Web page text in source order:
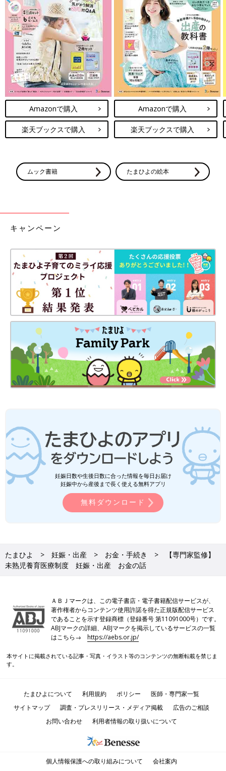
Amazonで購入
楽天ブックスで購入
Amazonで購入
楽天ブックスで購入
ムック書籍 たまひよの絵本
キャンペーン
妊娠日数や生後日数に合った情報を毎日お届け
妊娠中から産後まで長く使える無料アプリ
無料ダウンロード
たまひよ 妊娠・出産 お金・手続き
【専門家監修】
未熟児養育医療制度 妊娠・出産 お金の話
ＡＢＪマークは、この電子書店・電子書籍配信サービスが、
著作権者からコンテンツ使用許諾を得た正規版配信サービス
であることを示す登録商標（登録番号 第11091000号）です。
ABJマークの詳細、ABJマークを掲示しているサービスの一覧
はこちら→https://aebs.or.jp/
本サイトに掲載されている記事・写真・イラスト等のコンテンツの無断転載を禁じま
す。
たまひよについて 利用規約 ポリシー
医師・専門家一覧
サイトマップ
調査・プレスリリース・メディア掲載
広告のご相談
お問い合わせ
利用者情報の取り扱いについて
個人情報保護への取り組みについて 会社案内